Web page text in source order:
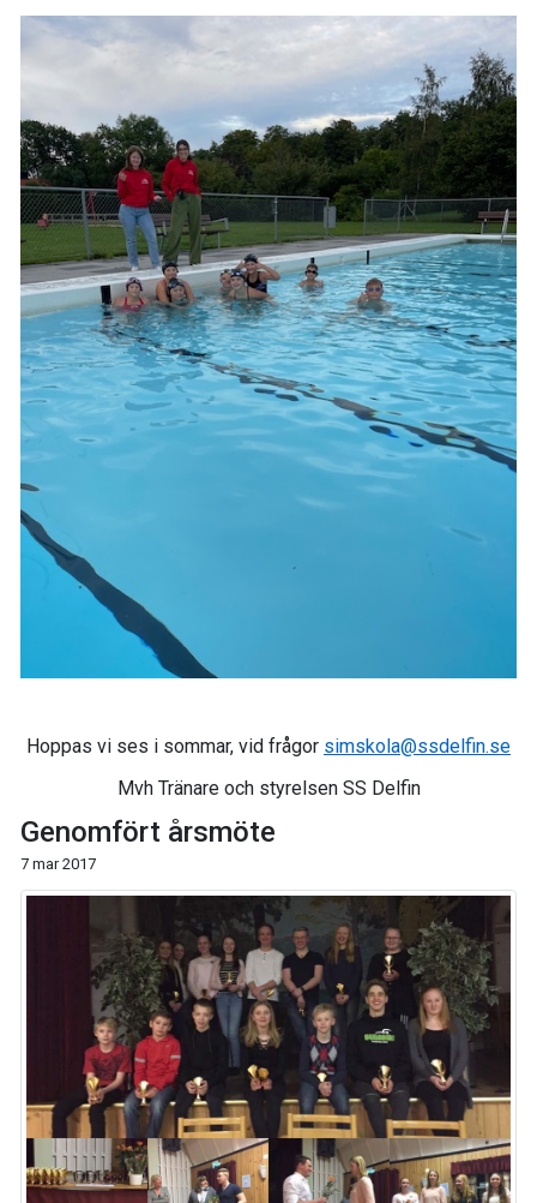
Hoppas vi ses i sommar, vid frågor simskola@ssdelfin.se
Mvh Tränare och styrelsen SS Delfin
Genomfört årsmöte
7 mar 2017